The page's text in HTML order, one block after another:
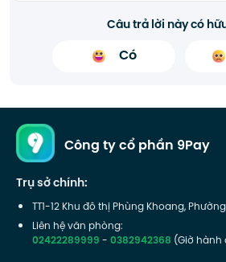
Câu trả lời này có
Có
Công ty cổ phần 9Pay
Trụ sở chính:
TT1-12 Khu đô thị Phùng Khoang,
Liên hệ văn phòng:
02422289999-0382942368 (Giờ